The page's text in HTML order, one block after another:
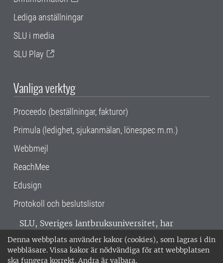
Denna webbplats använder kakor (cookies), som lagras i din
webbläsare. Vissa kakor är nödvändiga för att webbplatsen
ska fungera korrekt. Andra är valbara.
Lediga anställningar
SLU i media
SLU Play
Vanliga verktyg
Proceedo (beställningar, fakturor)
Primula (ledighet, sjukanmälan, lönespec m.m.)
Webbmejl
ReachMee
Edusign
Protokoll och beslutslistor
SLU, Sveriges lantbruksuniversitet, har
verksamhet över hela Sverige. Huvudorter är
Alnarp, Uppsala och Umeå.SLU är
miljöcertifierat enligt ISO 14001. •